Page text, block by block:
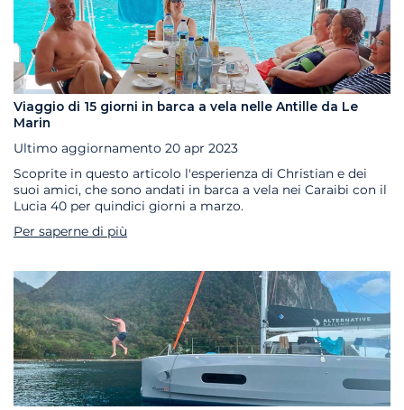
Viaggio di 15 giorni in barca a vela nelle Antille da Le
Marin
Ultimo aggiornamento 20 apr 2023
Scoprite in questo articolo l'esperienza di Christian e dei
suoi amici, che sono andati in barca a vela nei Caraibi con il
Lucia 40 per quindici giorni a marzo.
Per saperne di più